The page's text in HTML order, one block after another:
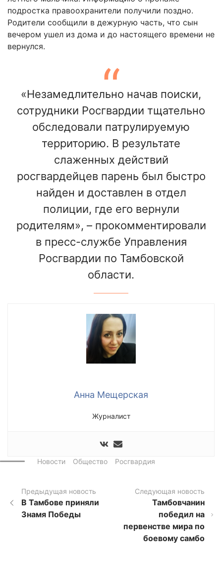
подростка правоохранители получили поздно.
Родители сообщили в дежурную часть, что сын
вечером ушел из дома и до настоящего времени не
вернулся.
«Незамедлительно начав поиски,
сотрудники Росгвардии тщательно
обследовали патрулируемую
территорию. В результате
слаженных действий
росгвардейцев парень был быстро
найден и доставлен в отдел
полиции, где его вернули
родителям», – прокомментировали
в пресс-службе Управления
Росгвардии по Тамбовской
области.
Анна Мещерская
Журналист
Новости Общество Росгвардия
Предыдущая новость
В Тамбове приняли
Знамя Победы
Следующая новость
Тамбовчанин
победил на
первенстве мира по
боевому самбо